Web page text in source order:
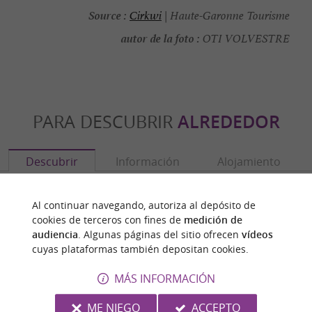
Source : Cirkwi | Haute-Garonne Tourisme
autor de la foto : OTI VOLVESTRE
PARA DESCUBRIR ALREDEDOR
Descubrir Información Alojamiento
Al continuar navegando, autoriza al depósito de
cookies de terceros con fines de medición de
audiencia. Algunas páginas del sitio ofrecen vídeos
cuyas plataformas también depositan cookies.
MÁS INFORMACIÓN
ME NIEGO
ACCEPTO